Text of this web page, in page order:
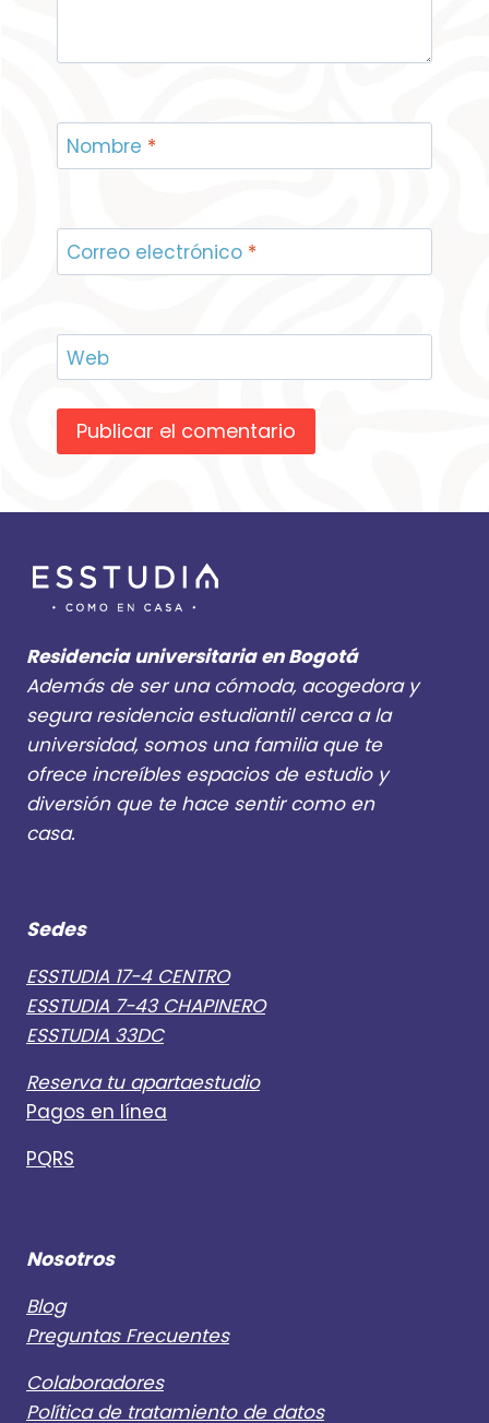
Nombre *
Correo electrónico *
Web
Residencia universitaria en Bogotá
Además de ser una cómoda, acogedora y
segura residencia estudiantil cerca a la
universidad, somos una familia que te
ofrece increíbles espacios de estudio y
diversión que te hace sentir como en
casa.
Sedes
ESSTUDIA 17-4 CENTRO
ESSTUDIA 7-43 CHAPINERO
ESSTUDIA 33DC
Reserva tu apartaestudio
Pagos en línea
PQRS
Nosotros
Blog
Preguntas Frecuentes
Colaboradores
Política de tratamiento de datos